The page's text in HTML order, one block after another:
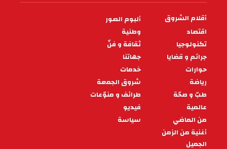
PIED
DE
PAGE
أقلام الشروق
ألبوم الصور
اقتصاد
وطنية
تكنولوجيا
ثقافة و فنّ
جرائم و قضايا
جهاتنا
حوارات
خدمات
رياضة
شروق الجمعة
طبّ و صحّة
طرائف و منوّعات
عالمية
فيديو
من الماضي
سياسة
أغنية من الزمن
الجميل